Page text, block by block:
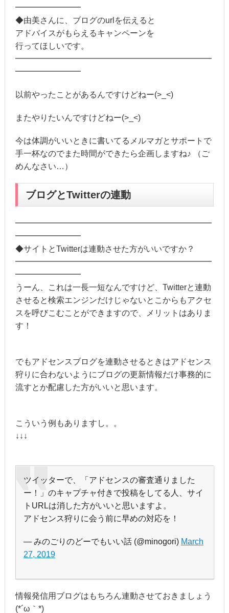
━━━━━━━━
◆由美さんに、ブログのurlを伝えると
アドバイスがもらえるキャンペーンを
行ってほしいです。
━━━━━━━━━━━━━━━━━━━━━━━━
━━━━━━━━
以前やったことがあるんですけどねー(>_<)
またやりたいんですけどねー(>_<)
今は体調がいいときに書いてるメルマガとサポートで
手一杯なのでまた時間ができたら企画しますね♪ （ご
めんなさい…）
ブログとTwitterの連動
━━━━━━━━━━━━━━━━━━━━━━━━
━━━━━━━━
◆サイトとTwitterは連動させた方がいいですか？
━━━━━━━━━━━━━━━━━━━━━━━━
━━━━━━━━
うーん、これは一長一短なんですけど、Twitterと連動
させると検索エンジンだけじゃないとこからもアクセ
スを呼びこむことができますので、メリットはありま
す！
でもアドセンスブログを連動させるときはアドセンス
狩りに合わないようにブログの更新情報だけ事務的に
流すとか配慮した方がいいと思います。
こういう例もありますし。。
↓↓↓
ツイッターで、「アドセンスの審査通りました
ー！」のキャプチャ付きで投稿をしてる人、サイ
トURLは消した方がいいと思いますよ。
アドセンス狩りに会う前に早めの対応を！
— みのごりのどーでもいい話 (@minogori) March
27, 2019
情報発信用ブログはもちろん連動させておきましょう
(*´ω｀*)